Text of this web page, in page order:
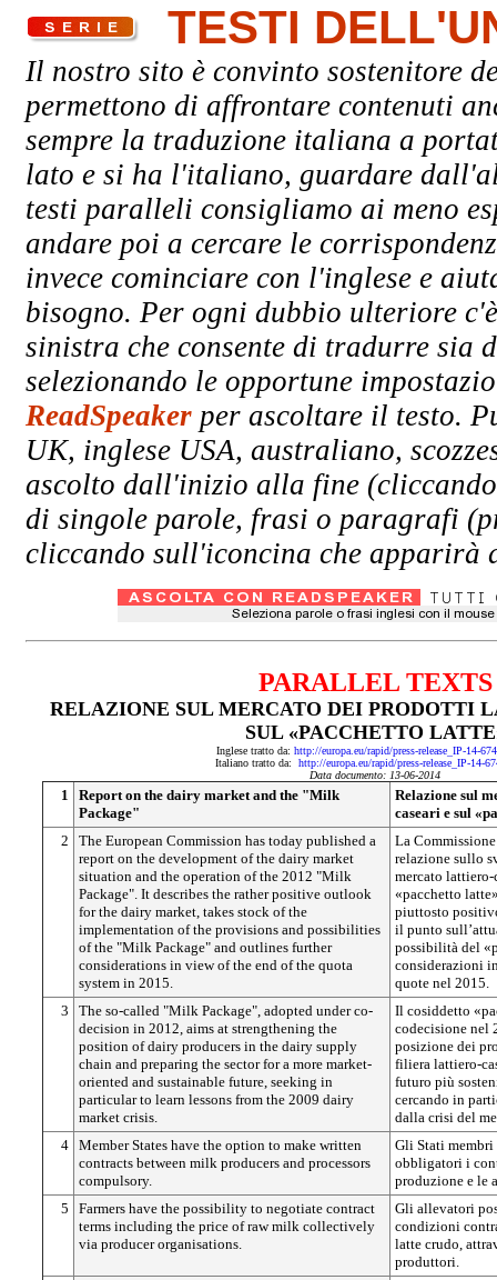
TESTI
Il nostro sito è convinto sostenitore
permettono di affrontare contenuti
sempre la traduzione italiana a
lato e si ha l'italiano, guardare
testi paralleli consigliamo ai meno
andare poi a cercare le
invece cominciare con l'inglese e
bisogno. Per ogni dubbio ulteriore
sinistra che consente di tradurre
selezionando le opportune
ReadSpeaker per ascoltare il testo.
UK, inglese USA, australiano,
ascolto dall'inizio alla fine
di singole parole, frasi o paragrafi
cliccando sull'iconcina che apparirà
PARALLEL TEXTS
RELAZIONE SUL MERCATO DEI PRODOTTI
SUL «PACCHETTO
Inglese tratto da: http://europa.eu/rapid/press-release_IP-14-
Italiano tratto da: http://europa.eu/rapid/press-release_IP-14-
Data documento: 13-06-2014
1
Report on the dairy market and the "Milk
Package"
Relazione sul
caseari e sul
2
The European Commission has today published a
report on the development of the dairy market
situation and the operation of the 2012 "Milk
Package". It describes the rather positive outlook
for the dairy market, takes stock of the
implementation of the provisions and possibilities
of the "Milk Package" and outlines further
considerations in view of the end of the quota
system in 2015.
La
relazione sullo
mercato
«pacchetto
piuttosto
il punto
possibilità del
considerazioni
quote nel 2015.
3
The so-called "Milk Package", adopted under co-
decision in 2012, aims at strengthening the
position of dairy producers in the dairy supply
chain and preparing the sector for a more market-
oriented and sustainable future, seeking in
particular to learn lessons from the 2009 dairy
market crisis.
Il cosiddetto
codecisione nel
posizione dei
filiera lattiero-
futuro più
cercando in
dalla crisi del
4 Member States have the option to make written
contracts between milk producers and processors
compulsory.
Gli Stati
obbligatori i
produzione e le
5
Farmers have the possibility to negotiate contract
terms including the price of raw milk collectively
via producer organisations.
Gli allevatori
condizioni
latte crudo,
produttori.